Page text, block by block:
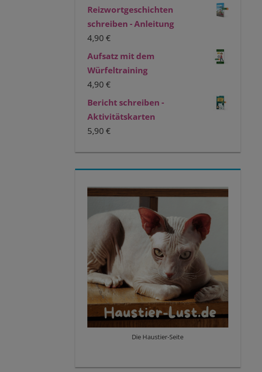
Reizwortgeschichten
schreiben - Anleitung
4,90€
Aufsatz mit dem
Würfeltraining
4,90€
Bericht schreiben -
Aktivitätskarten
5,90€
Die Haustier-Seite